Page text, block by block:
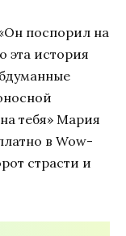
поспорил на
эта история
тебя» Мария
в Wow-
страсти и